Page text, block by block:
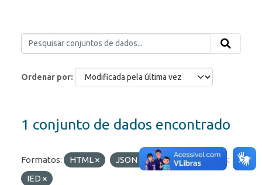
Ordenar por
1 conjunto de dados encontrado
Formatos: HTML JSON API
Etiquetas:
IED